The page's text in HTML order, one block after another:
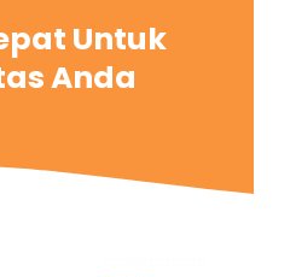
Untuk
Anda